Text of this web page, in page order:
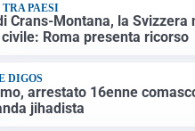
PAESI
Crans-Montana, la Svizzera
Roma presenta ricorso
DIGOS
arrestato 16enne
jihadista